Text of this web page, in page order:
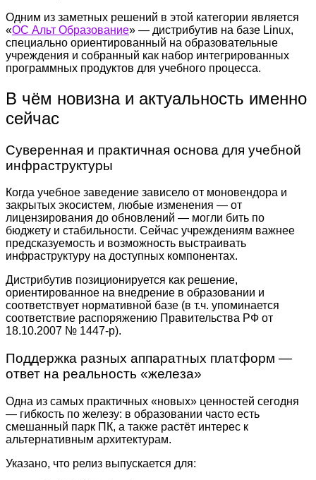
Одним из заметных решений в этой категории является
«ОС Альт Образование» — дистрибутив на базе Linux,
специально ориентированный на образовательные
учреждения и собранный как набор интегрированных
программных продуктов для учебного процесса.
В чём новизна и актуальность именно
сейчас
Суверенная и практичная основа для учебной
инфраструктуры
Когда учебное заведение зависело от моновендора и
закрытых экосистем, любые изменения — от
лицензирования до обновлений — могли бить по
бюджету и стабильности. Сейчас учреждениям важнее
предсказуемость и возможность выстраивать
инфраструктуру на доступных компонентах.
Дистрибутив позиционируется как решение,
ориентированное на внедрение в образовании и
соответствует нормативной базе (в т.ч. упоминается
соответствие распоряжению Правительства РФ от
18.10.2007 № 1447-р).
Поддержка разных аппаратных платформ —
ответ на реальность «железа»
Одна из самых практичных «новых» ценностей сегодня
— гибкость по железу: в образовании часто есть
смешанный парк ПК, а также растёт интерес к
альтернативным архитектурам.
Указано, что релиз выпускается для: